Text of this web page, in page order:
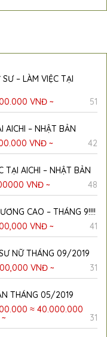
– LÀM VIỆC TẠI
VNĐ ~ 51
AICHI – NHẬT BẢN
VNĐ ~ 42
TẠI AICHI – NHẬT BẢN
VNĐ ~ 48
CAO – THÁNG 9!!!!
VNĐ ~ 41
NỮ THÁNG 09/2019
VNĐ ~ 31
THÁNG 05/2019
≈ 40.000.000
31